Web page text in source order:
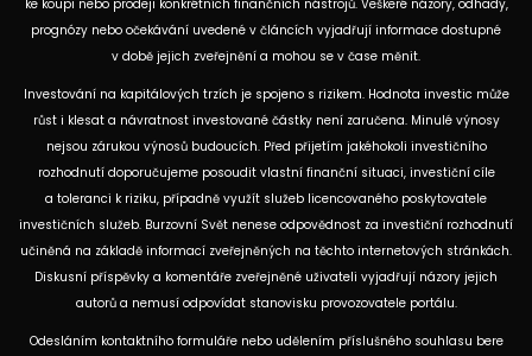
ke koupi nebo prodeji konkrétních finančních nástrojů. Veškeré názory, odhady,
prognózy nebo očekávání uvedené v článcích vyjadřují informace dostupné
v době jejich zveřejnění a mohou se v čase měnit.
Investování na kapitálových trzích je spojeno s rizikem. Hodnota investic může
růst i klesat a návratnost investované částky není zaručena. Minulé výnosy
nejsou zárukou výnosů budoucích. Před přijetím jakéhokoli investičního
rozhodnutí doporučujeme posoudit vlastní finanční situaci, investiční cíle
a toleranci k riziku, případně využít služeb licencovaného poskytovatele
investičních služeb. Burzovní Svět nenese odpovědnost za investiční rozhodnutí
učiněná na základě informací zveřejněných na těchto internetových stránkách.
Diskusní příspěvky a komentáře zveřejněné uživateli vyjadřují názory jejich
autorů a nemusí odpovídat stanovisku provozovatele portálu.
Odesláním kontaktního formuláře nebo udělením příslušného souhlasu bere